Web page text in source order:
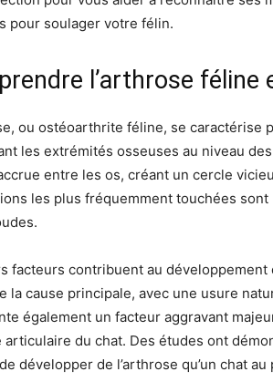
pour soulager votre félin.
l’arthrose féline
ou ostéoarthrite féline, se
les extrémités osseuses au niveau
entre les os, créant un cercle
les plus fréquemment touchées
facteurs contribuent au
la cause principale, avec une usure
également un facteur aggravant
articulaire du chat. Des études ont
développer de l’arthrose qu’un chat au